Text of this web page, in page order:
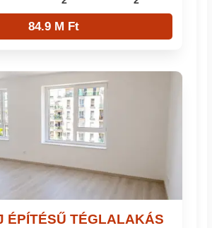
84.9 M Ft
ÉPÍTÉSŰ TÉGLALAKÁS